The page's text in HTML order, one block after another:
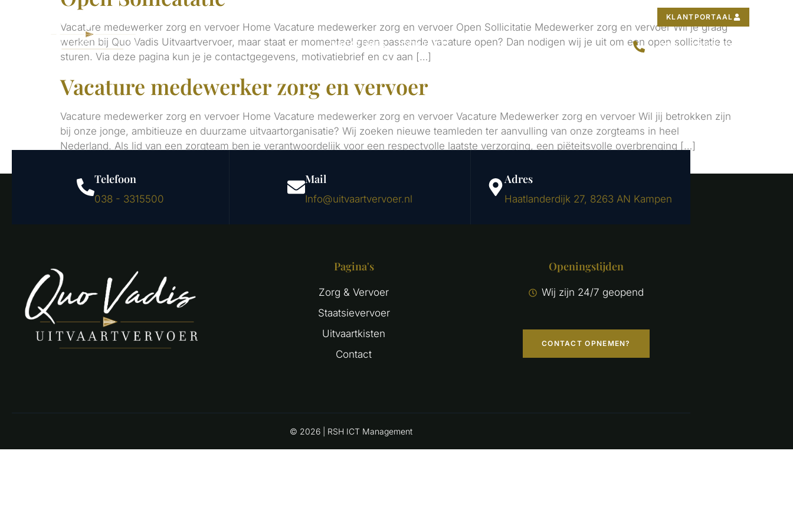
VACATURES CONTACT
KLANTPORTAAL
038 - 3315500
Vacature medewerker zorg en vervoer Home Vacature medewerker zorg en vervoer Open Sollicitatie Medewerker zorg en vervoer Wil je graag
werken bij Quo Vadis Uitvaartvervoer, maar staat er momenteel geen passende vacature open? Dan nodigen wij je uit om een open sollicitatie te
sturen. Via deze pagina kun je je contactgegevens, motivatiebrief en cv aan […]
Vacature medewerker zorg en vervoer
Vacature medewerker zorg en vervoer Home Vacature medewerker zorg en vervoer Vacature Medewerker zorg en vervoer Wil jij betrokken zijn
bij onze jonge, ambitieuze en duurzame uitvaartorganisatie? Wij zoeken nieuwe teamleden ter aanvulling van onze zorgteams in heel
Nederland. Als lid van een zorgteam ben je verantwoordelijk voor een respectvolle laatste verzorging, een piëteitsvolle overbrenging […]
Telefoon
038 - 3315500
Mail
Info@uitvaartvervoer.nl
Adres
Haatlanderdijk 27, 8263 AN Kampen
Pagina's
Zorg & Vervoer
Staatsievervoer
Uitvaartkisten
Contact
Openingstijden
Wij zijn 24/7 geopend
CONTACT OPNEMEN?
© 2026 | RSH ICT Management